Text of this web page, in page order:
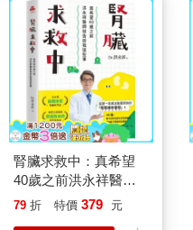
腎臟求救中：真希望
40歲之前洪永祥醫師
就告訴我這些事
79 折 特價 379 元